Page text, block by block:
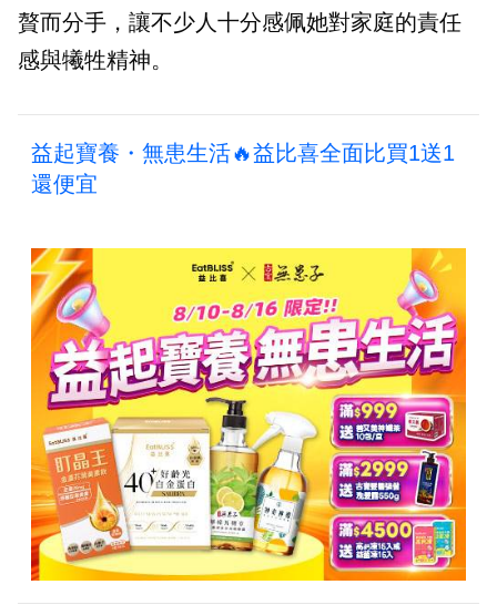
贅而分手，讓不少人十分感佩她對家庭的責任
感與犧牲精神。
益起寶養・無患生活🔥益比喜全面比買1送1
還便宜